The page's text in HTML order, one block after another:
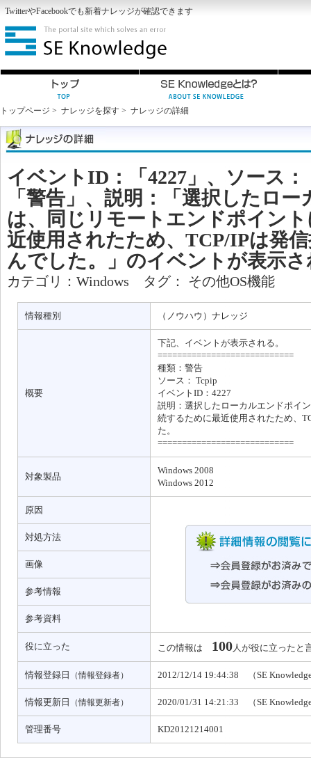
TwitterやFacebookでも新着ナレッジが確認できます
トップページ > ナレッジを探す > ナレッジの詳細
イベントID：「4227」、ソース
「警告」、説明：「選択したロ
は、同じリモートエンドポイン
近使用されたため、TCP/IPは発
んでした。」のイベントが表示
カテゴリ： Windows タグ： その他OS機能
情報種別 （ノウハウ）ナレッジ
概要
下記、イベントが表示される。
============================
種類：警告
ソース： Tcpip
イベントID：4227
説明：選択したローカルエンドポイ
続するために最近使用されたため、
た。
============================
対象製品
Windows 2008
Windows 2012
原因
対処方法
画像
参考情報
参考資料
役に立った この情報は 100人が役に立った
情報登録日 （情報登録者） 2012/12/14 19:44:38 （SE
情報更新日 （情報更新者） 2020/01/31 14:21:33 （SE
管理番号 KD20121214001